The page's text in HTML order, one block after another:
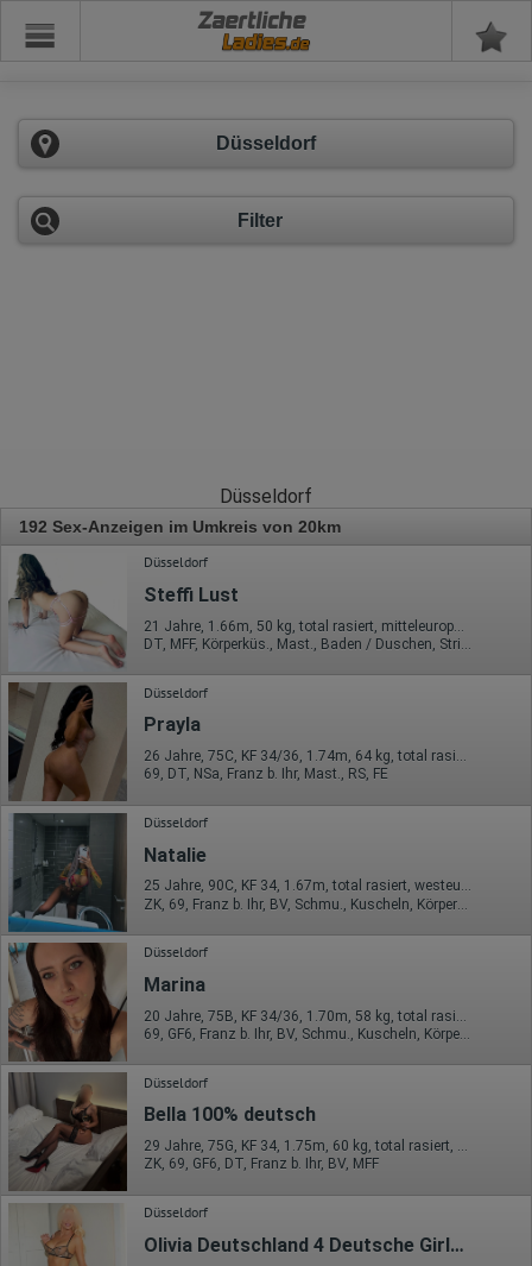
Zaertliche
Düsseldorf
Filter
Düsseldorf
192 Sex-Anzeigen im Umkreis von 20km
Düsseldorf
Steffi Lust
21 Jahre, 1.66m, 50 kg, total rasiert, mitteleuropäisch
DT, MFF, Körperküs., Mast., Baden / Duschen, Strip, RS
Düsseldorf
Prayla
26 Jahre, 75C, KF 34/36, 1.74m, 64 kg, total rasiert, mitteleuropäisch
69, DT, NSa, Franz b. Ihr, Mast., RS, FE
Düsseldorf
Natalie
25 Jahre, 90C, KF 34, 1.67m, total rasiert, westeuropäisch
Düsseldorf
Marina
69, GF6, Franz b. Ihr, BV, Schmu., Kuscheln, Körperküs., DSp
Düsseldorf
Bella 100% deutsch
29 Jahre, 75G, KF 34, 1.75m, 60 kg, total rasiert, deutsch
ZK, 69, GF6, DT, Franz b. Ihr, BV, MFF
Düsseldorf
Olivia Deutschland 4 Deutsche Girls (18+)